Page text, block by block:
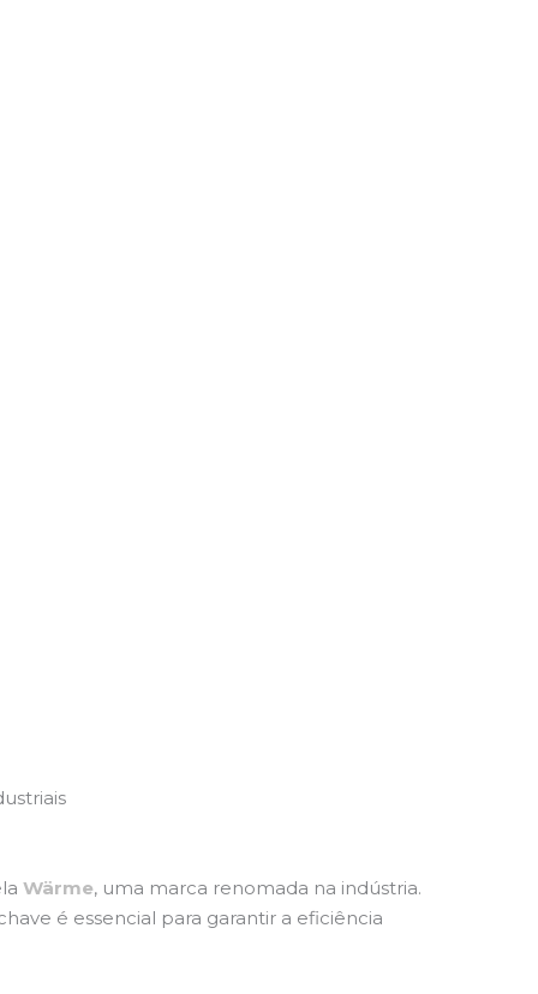
Wärme, uma marca renomada na indústria.
é essencial para garantir a eficiência